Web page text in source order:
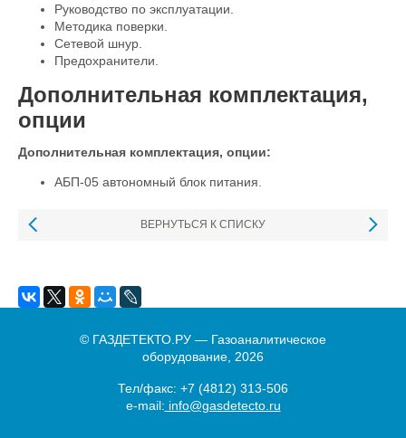
Руководство по эксплуатации.
Методика поверки.
Сетевой шнур.
Предохранители.
Дополнительная комплектация,
опции
Дополнительная комплектация, опции:
АБП-05 автономный блок питания.
ВЕРНУТЬСЯ К СПИСКУ
© ГАЗДЕТЕКТО.РУ — Газоаналитическое
оборудование, 2026
Тел/факс: +7 (4812) 313-506
e-mail: info@gasdetecto.ru